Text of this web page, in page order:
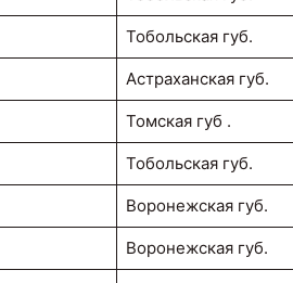
Тобольская губ.
Астраханская губ.
Томская губ .
Тобольская губ.
Воронежская губ.
Воронежская губ.